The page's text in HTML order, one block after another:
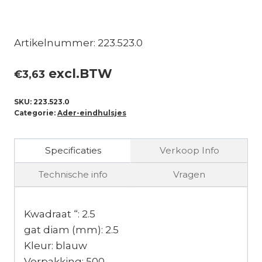
Artikelnummer: 223.523.0
€3,63 excl.BTW
SKU: 223.523.0
Categorie: Ader-eindhulsjes
Specificaties Verkoop Info
Technische info Vragen
Kwadraat “: 2.5
gat diam (mm): 2.5
Kleur: blauw